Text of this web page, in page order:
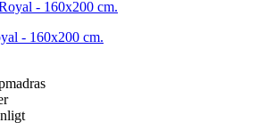
- 160x200 cm.